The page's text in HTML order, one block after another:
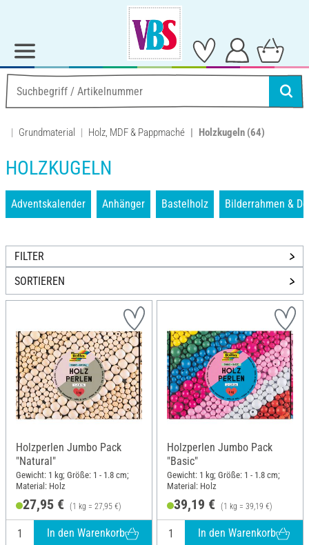
Grundmaterial Holz, MDF & Pappmaché Holzkugeln (64)
HOLZKUGELN
Adventskalender Anhänger Bastelholz Bilderrahmen &
FILTER
SORTIEREN
Holzperlen Jumbo Pack
"Natural"
Gewicht: 1 kg; Größe: 1 - 1.8 cm;
Material: Holz
27,95 € (1 kg = 27,95 €)
In den Warenkorb
Holzperlen Jumbo Pack
"Basic"
Gewicht: 1 kg; Größe: 1 - 1.8 cm;
Material: Holz
39,19 € (1 kg = 39,19 €)
In den Warenkorb